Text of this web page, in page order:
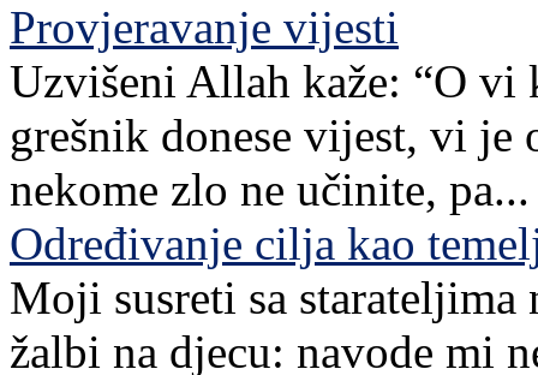
Provjeravanje vijesti
Uzvišeni Allah kaže: “O
grešnik donese vijest, vi je
nekome zlo ne učinite, pa...
Određivanje cilja kao
Moji susreti sa
žalbi na djecu: navode mi